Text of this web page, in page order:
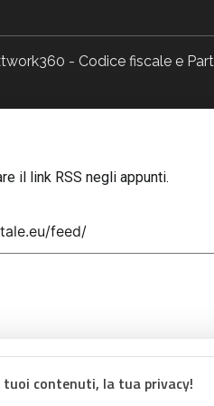
tuoi contenuti, la tua privacy!
- Codice fiscale e
il link RSS negli appunti.